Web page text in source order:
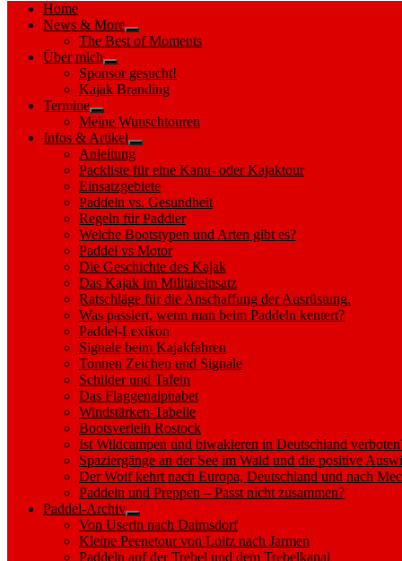
Home
News & More
Show
sub
The Best of Moments
Über mich
Show
sub
menu
Sponsor gesucht!
Kajak Branding
Termine
Show
sub
menu
Meine Wunschtouren
Infos & Artikel
Show
sub
menu
Anleitung
Packliste für eine Kanu- oder Kajaktour
Einsatzgebiete
Paddeln vs. Gesundheit
Regeln für Paddler
Welche Bootstypen und Arten gibt es?
Paddel vs Motor
Die Geschichte des Kajak
Das Kajak im Militäreinsatz
Ratschläge für die Anschaffung der Ausrüstung.
Was passiert, wenn man beim Paddeln kentert?
Paddel-Lexikon
Signale beim Kajakfahren
Tonnen Zeichen und Signale
Schilder und Tafeln
Das Flaggenalphabet
Windstärken-Tabelle
Bootsverleih Rostock
Ist Wildcampen und biwakieren in Deutschland
Spaziergänge an der See im Wald und die positive
Der Wolf kehrt nach Europa, Deutschland und nach
Paddeln und Preppen – Passt nicht zusammen?
Paddel-Archiv
Show
sub
menu
Von Userin nach Dalmsdorf
Kleine Peenetour von Loitz nach Jarmen
Paddeln auf der Trebel und dem Trebelkanal